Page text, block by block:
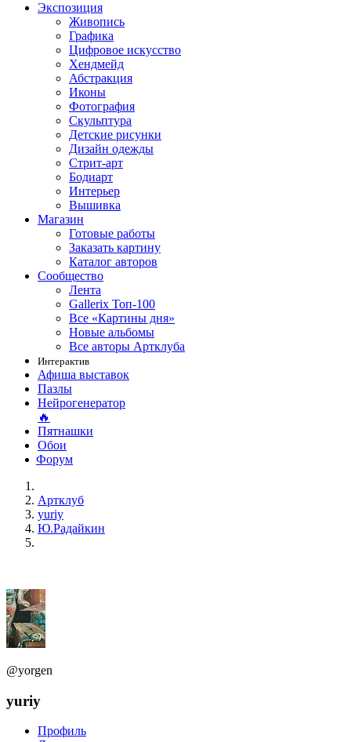
Экспозиция
Живопись
Графика
Цифровое искусство
Хендмейд
Абстракция
Иконы
Фотография
Скульптура
Детские рисунки
Дизайн одежды
Стрит-арт
Бодиарт
Интерьер
Вышивка
Магазин
Готовые работы
Заказать картину
Каталог авторов
Сообщество
Лента
Gallerix Топ-100
Все «Картины дня»
Новые альбомы
Все авторы Артклуба
Интерактив
Афиша выставок
Пазлы
Нейрогенератор
🔥
Пятнашки
Обои
Форум
Артклуб
yuriy
Ю.Радайкин
@yorgen
yuriy
Профиль